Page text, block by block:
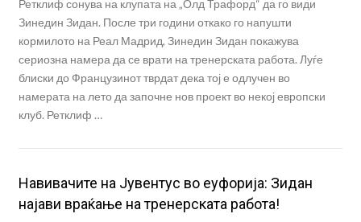
Ретклиф сонува на клупата на „Олд Трафорд“ да го види
Зинедин Зидан. После три години откако го напушти
кормилото на Реал Мадрид, Зинедин Зидан покажува
сериозна намера да се врати на тренерската работа. Луѓе
блиски до Французинот тврдат дека тој е одлучен во
намерата на лето да започне нов проект во некој европски
клуб. Ретклиф …
Навивачите на Јувентус во еуфорија: Зидан
најави враќање на тренерската работа!